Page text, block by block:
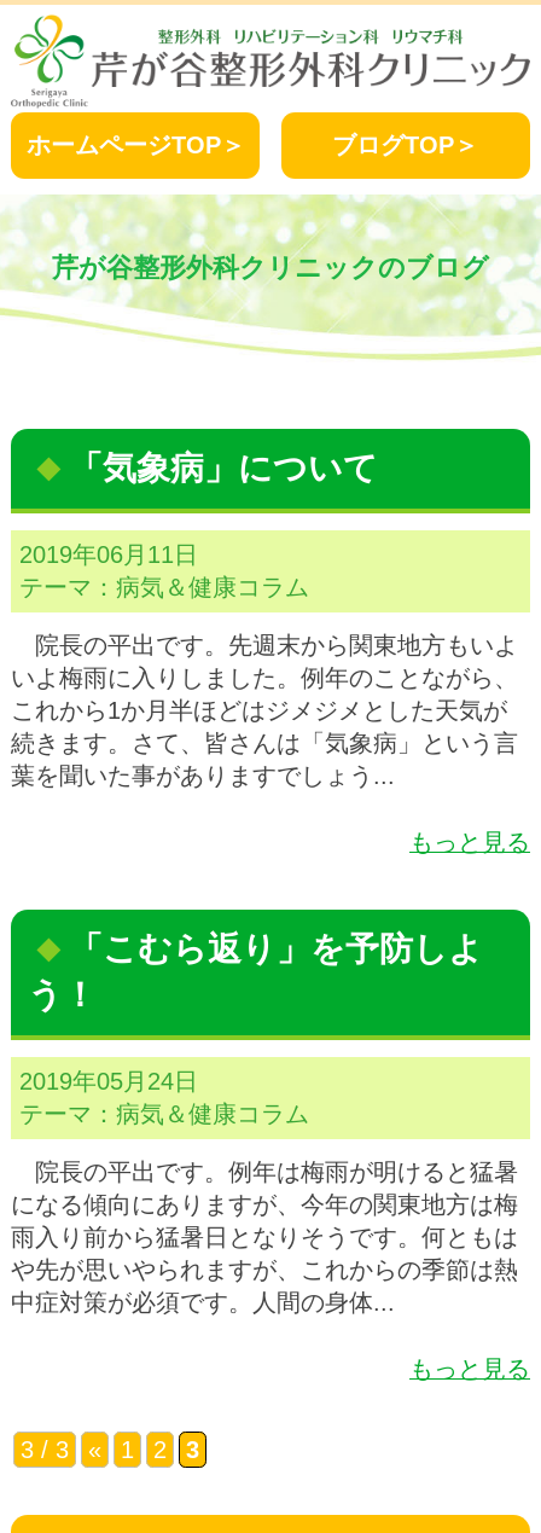
ホームページTOP＞ ブログTOP＞
芹が谷整形外科クリニックのブログ
「気象病」について
2019年06月11日
テーマ： 病気＆健康コラム
院長の平出です。先週末から関東地方もいよ
いよ梅雨に入りしました。例年のことながら、
これから1か月半ほどはジメジメとした天気が
続きます。さて、皆さんは「気象病」という言
葉を聞いた事がありますでしょう...
もっと見る
「こむら返り」を予防しよ
う！
2019年05月24日
テーマ： 病気＆健康コラム
院長の平出です。例年は梅雨が明けると猛暑
になる傾向にありますが、今年の関東地方は梅
雨入り前から猛暑日となりそうです。何ともは
や先が思いやられますが、これからの季節は熱
中症対策が必須です。人間の身体...
もっと見る
3 / 3 « 1 2 3